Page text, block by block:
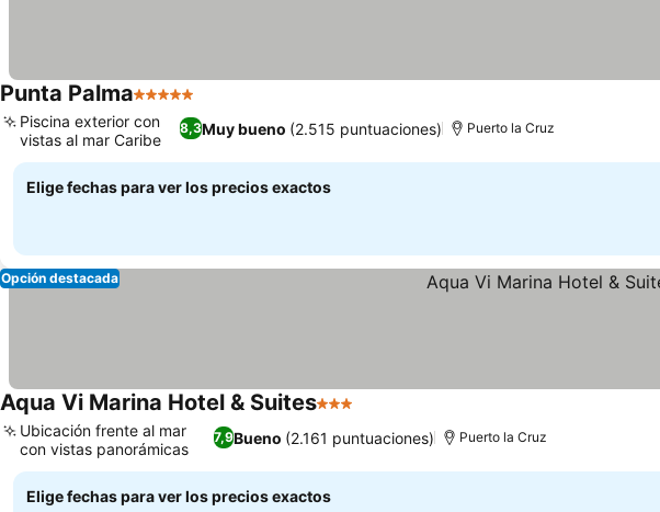
Punta Palma5 Estrellas
8,3Muy bueno (2.515 puntuaciones)
Piscina exterior con
vistas al mar Caribe
Puerto la Cruz
Elige fechas para ver los precios exactos
Opción destacada
Aqua Vi Marina Hotel & Suites3 Estrellas
7,9Bueno (2.161 puntuaciones)
Ubicación frente al mar
con vistas panorámicas
Puerto la Cruz
Elige fechas para ver los precios exactos